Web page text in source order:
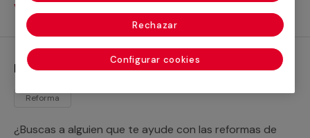
Ver servicios
Reformas de albañilería
Reforma
¿Buscas a alguien que te ayude con las reformas de
Configurar cookies
Rechazar